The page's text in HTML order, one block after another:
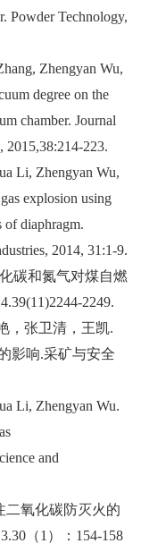
Powder Technology,
Zhengyan Wu,
degree on the
chamber. Journal
2015,38:214-223.
Li, Zhengyan Wu,
explosion using
of diaphragm.
2014, 31:1-9.
碳和氮气对煤自燃
2249.
，张卫清，王凯.
影响.采矿与安全
Li, Zhengyan Wu.
and
二氧化碳防灭火的
（1 ）： 154-158